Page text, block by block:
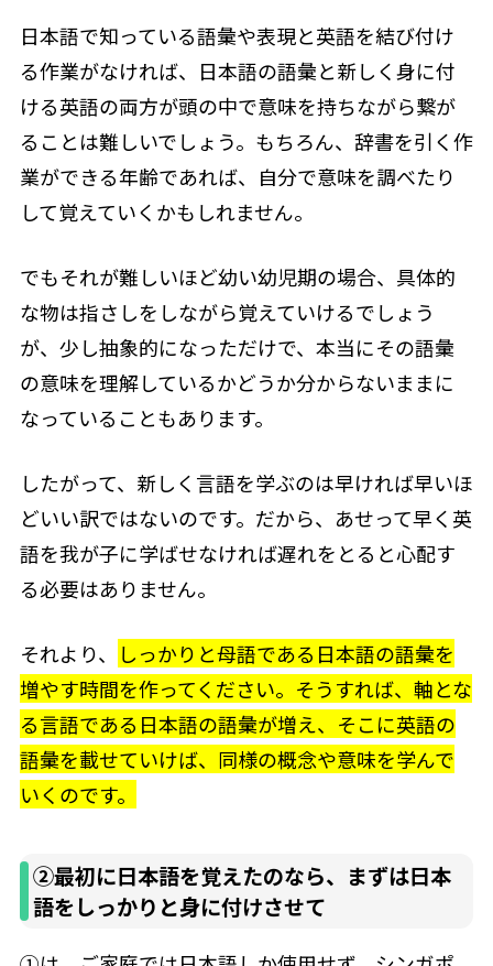
日本語で知っている語彙や表現と英語を結び付け
る作業がなければ、日本語の語彙と新しく身に付
ける英語の両方が頭の中で意味を持ちながら繋が
ることは難しいでしょう。もちろん、辞書を引く作
業ができる年齢であれば、自分で意味を調べたり
して覚えていくかもしれません。
でもそれが難しいほど幼い幼児期の場合、具体的
な物は指さしをしながら覚えていけるでしょう
が、少し抽象的になっただけで、本当にその語彙
の意味を理解しているかどうか分からないままに
なっていることもあります。
したがって、新しく言語を学ぶのは早ければ早いほ
どいい訳ではないのです。だから、あせって早く英
語を我が子に学ばせなければ遅れをとると心配す
る必要はありません。
それより、
しっかりと母語である日本語の語彙を
増やす時間を作ってください。そうすれば、軸とな
る言語である日本語の語彙が増え、そこに英語の
語彙を載せていけば、同様の概念や意味を学んで
いくのです。
②最初に日本語を覚えたのなら、まずは日本
語をしっかりと身に付けさせて